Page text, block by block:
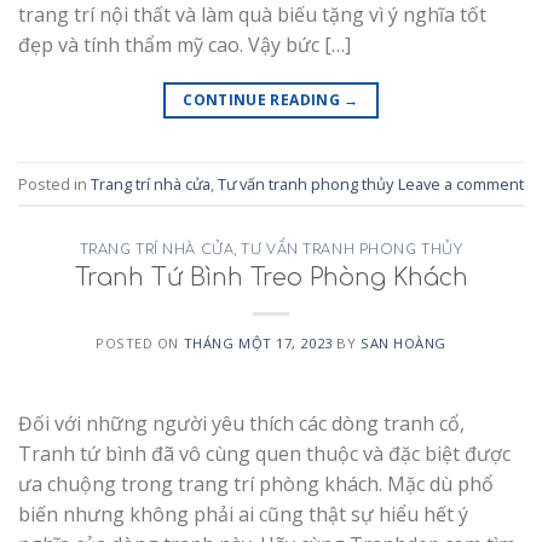
trang trí nội thất và làm quà biếu tặng vì ý nghĩa tốt
đẹp và tính thẩm mỹ cao. Vậy bức […]
CONTINUE READING →
Posted in Trang trí nhà cửa Tư vấn tranh phong thủy Leave a comment
TRANG TRÍ NHÀ CỬA, TƯ VẤN TRANH PHONG THỦY
Tranh Tứ Bình Treo Phòng Khách
POSTED ON THÁNG MỘT 17, 2023 BY SAN HOÀNG
Đối với những người yêu thích các dòng tranh cổ,
Tranh tứ bình đã vô cùng quen thuộc và đặc biệt được
ưa chuộng trong trang trí phòng khách. Mặc dù phổ
biến nhưng không phải ai cũng thật sự hiểu hết ý